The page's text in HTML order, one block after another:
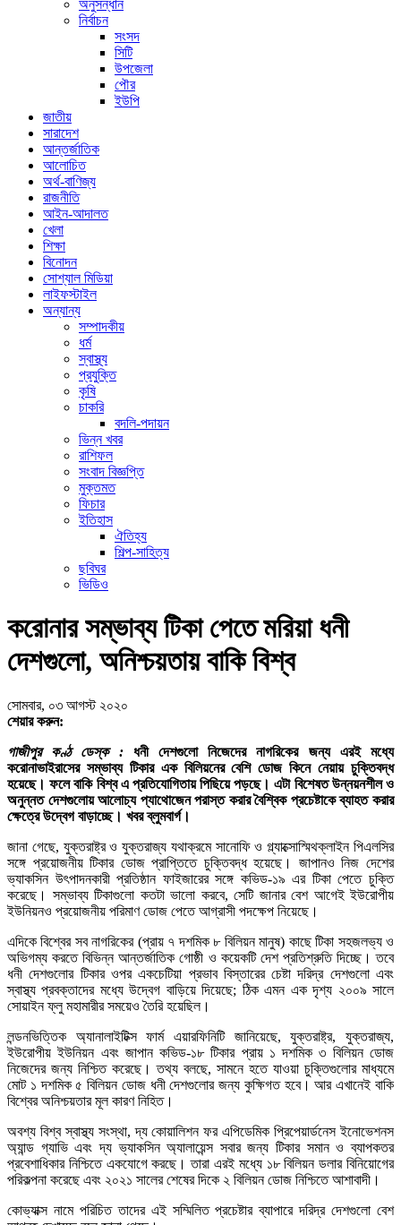
অনুসন্ধান
নির্বাচন
সংসদ
সিটি
উপজেলা
পৌর
ইউপি
জাতীয়
সারাদেশ
আন্তর্জাতিক
আলোচিত
অর্থ-বাণিজ্য
রাজনীতি
আইন-আদালত
খেলা
শিক্ষা
বিনোদন
সোশ্যাল মিডিয়া
লাইফস্টাইল
অন্যান্য
সম্পাদকীয়
ধর্ম
স্বাস্থ্য
প্রযুক্তি
কৃষি
চাকরি
বদলি-পদায়ন
ভিন্ন খবর
রাশিফল
সংবাদ বিজ্ঞপ্তি
মুক্তমত
ফিচার
ইতিহাস
ঐতিহ্য
শিল্প-সাহিত্য
ছবিঘর
ভিডিও
করোনার সম্ভাব্য টিকা পেতে মরিয়া ধনী
দেশগুলো, অনিশ্চয়তায় বাকি বিশ্ব
সোমবার, ০৩ আগস্ট ২০২০
শেয়ার করুন:
গাজীপুর কণ্ঠ ডেস্ক :ধনী দেশগুলো নিজেদের নাগরিকের জন্য এরই মধ্যে
করোনাভাইরাসের সম্ভাব্য টিকার এক বিলিয়নের বেশি ডোজ কিনে নেয়ায় চুক্তিবদ্ধ
হয়েছে। ফলে বাকি বিশ্ব এ প্রতিযোগিতায় পিছিয়ে পড়ছে। এটা বিশেষত উন্নয়নশীল ও
অনুন্নত দেশগুলোয় আলোচ্য প্যাথোজেন পরাস্ত করার বৈশ্বিক প্রচেষ্টাকে ব্যাহত করার
ক্ষেত্রে উদ্বেগ বাড়াচ্ছে। খবর ব্লুমবার্গ।
জানা গেছে, যুক্তরাষ্ট্র ও যুক্তরাজ্য যথাক্রমে সানোফি ও গ্ল্যাক্সোস্মিথক্লাইন পিএলসির
সঙ্গে প্রয়োজনীয় টিকার ডোজ প্রাপ্তিতে চুক্তিবদ্ধ হয়েছে। জাপানও নিজ দেশের
ভ্যাকসিন উৎপাদনকারী প্রতিষ্ঠান ফাইজারের সঙ্গে কভিড-১৯ এর টিকা পেতে চুক্তি
করেছে। সম্ভাব্য টিকাগুলো কতটা ভালো করবে, সেটি জানার বেশ আগেই ইউরোপীয়
ইউনিয়নও প্রয়োজনীয় পরিমাণ ডোজ পেতে আগ্রাসী পদক্ষেপ নিয়েছে।
এদিকে বিশ্বের সব নাগরিকের (প্রায় ৭ দশমিক ৮ বিলিয়ন মানুষ) কাছে টিকা সহজলভ্য ও
অভিগম্য করতে বিভিন্ন আন্তর্জাতিক গোষ্ঠী ও কয়েকটি দেশ প্রতিশ্রুতি দিচ্ছে। তবে
ধনী দেশগুলোর টিকার ওপর একচেটিয়া প্রভাব বিস্তারের চেষ্টা দরিদ্র দেশগুলো এবং
স্বাস্থ্য প্রবক্তাদের মধ্যে উদ্বেগ বাড়িয়ে দিয়েছে; ঠিক এমন এক দৃশ্য ২০০৯ সালে
সোয়াইন ফ্লু মহামারীর সময়েও তৈরি হয়েছিল।
লন্ডনভিত্তিক অ্যানালাইটিক্স ফার্ম এয়ারফিনিটি জানিয়েছে, যুক্তরাষ্ট্র, যুক্তরাজ্য,
ইউরোপীয় ইউনিয়ন এবং জাপান কভিড-১৮ টিকার প্রায় ১ দশমিক ৩ বিলিয়ন ডোজ
নিজেদের জন্য নিশ্চিত করেছে। তথ্য বলছে, সামনে হতে যাওয়া চুক্তিগুলোর মাধ্যমে
মোট ১ দশমিক ৫ বিলিয়ন ডোজ ধনী দেশগুলোর জন্য কুক্ষিগত হবে। আর এখানেই বাকি
বিশ্বের অনিশ্চয়তার মূল কারণ নিহিত।
অবশ্য বিশ্ব স্বাস্থ্য সংস্থা, দ্য কোয়ালিশন ফর এপিডেমিক প্রিপেয়ার্ডনেস ইনোভেশনস
অ্যান্ড গ্যাভি এবং দ্য ভ্যাকসিন অ্যালায়েন্স সবার জন্য টিকার সমান ও ব্যাপকতর
প্রবেশাধিকার নিশ্চিতে একযোগে করছে। তারা এরই মধ্যে ১৮ বিলিয়ন ডলার বিনিয়োগের
পরিকল্পনা করেছে এবং ২০২১ সালের শেষের দিকে ২ বিলিয়ন ডোজ নিশ্চিতে আশাবাদী।
কোভ্যাক্স নামে পরিচিত তাদের এই সম্মিলিত প্রচেষ্টার ব্যাপারে দরিদ্র দেশগুলো বেশ